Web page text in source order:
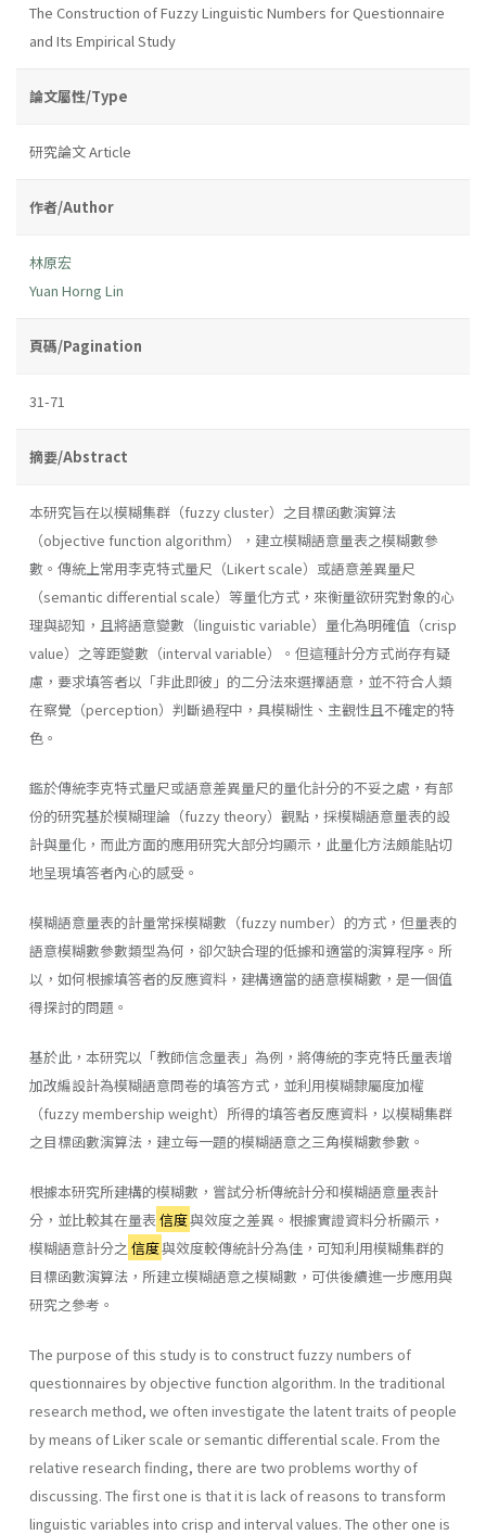
The Construction of Fuzzy Linguistic Numbers for Questionnaire
and Its Empirical Study
論文屬性/Type
研究論文 Article
作者/Author
林原宏
Yuan Horng Lin
頁碼/Pagination
31-71
摘要/Abstract
本研究旨在以模糊集群（fuzzy cluster）之目標函數演算法
（objective function algorithm），建立模糊語意量表之模糊數參
數。傳統上常用李克特式量尺（Likert scale）或語意差異量尺
（semantic differential scale）等量化方式，來衡量欲研究對象的心
理與認知，且將語意變數（linguistic variable）量化為明確值（crisp
value）之等距變數（interval variable）。但這種計分方式尚存有疑
慮，要求填答者以「非此即彼」的二分法來選擇語意，並不符合人類
在察覺（perception）判斷過程中，具模糊性、主觀性且不確定的特
色。
鑑於傳統李克特式量尺或語意差異量尺的量化計分的不妥之處，有部
份的研究基於模糊理論（fuzzy theory）觀點，採模糊語意量表的設
計與量化，而此方面的應用研究大部分均顯示，此量化方法頗能貼切
地呈現填答者內心的感受。
模糊語意量表的計量常採模糊數（fuzzy number）的方式，但量表的
語意模糊數參數類型為何，卻欠缺合理的低據和適當的演算程序。所
以，如何根據填答者的反應資料，建構適當的語意模糊數，是一個值
得探討的問題。
基於此，本研究以「教師信念量表」為例，將傳統的李克特氏量表增
加改編設計為模糊語意問卷的填答方式，並利用模糊隸屬度加權
（fuzzy membership weight）所得的填答者反應資料，以模糊集群
之目標函數演算法，建立每一題的模糊語意之三角模糊數參數。
根據本研究所建構的模糊數，嘗試分析傳統計分和模糊語意量表計
分，並比較其在量表 信度與效度之差異。根據實證資料分析顯示，
模糊語意計分之 信度與效度較傳統計分為佳，可知利用模糊集群的
目標函數演算法，所建立模糊語意之模糊數，可供後續進一步應用與
研究之參考。
The purpose of this study is to construct fuzzy numbers of
questionnaires by objective function algorithm. In the traditional
research method, we often investigate the latent traits of people
by means of Liker scale or semantic differential scale. From the
relative research finding, there are two problems worthy of
discussing. The first one is that it is lack of reasons to transform
linguistic variables into crisp and interval values. The other one is